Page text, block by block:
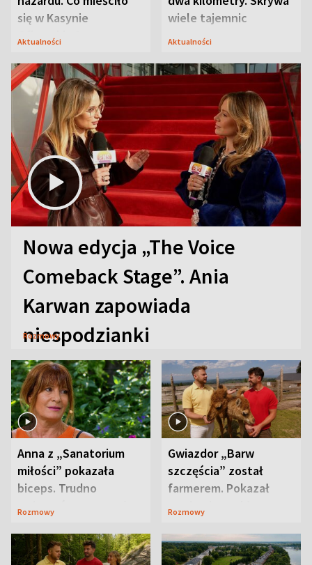
się w Kasynie
Oficerskim?
Aktualności
wiele tajemnic
Aktualności
Nowa edycja „The Voice
Comeback Stage”. Ania
Karwan zapowiada
niespodzianki
Rozmowy
Anna z „Sanatorium
miłości” pokazała
biceps. Trudno
uwierzyć, co przeszła
Rozmowy
Gwiazdor „Barw
szczęścia” został
farmerem. Pokazał
swoje niezwykłe
Rozmowy